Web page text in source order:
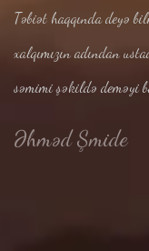
Təbiət haqqında deyə
xalqımızın adından
səmimi şəkildə deməyi
Əhməd Şmide